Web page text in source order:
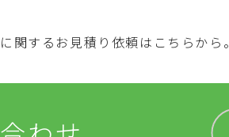
関するお見積り依頼はこちらから。